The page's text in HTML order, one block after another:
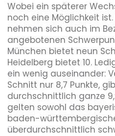
Wobei ein späterer
noch eine Möglichkeit
nehmen sich auch im
angebotenen
München bietet neun
Heidelberg bietet 10.
ein wenig auseinander:
Schnitt nur 8,7 Punkte,
durchschnittlich ganze
gelten sowohl das
baden-
überdurchschnittlich